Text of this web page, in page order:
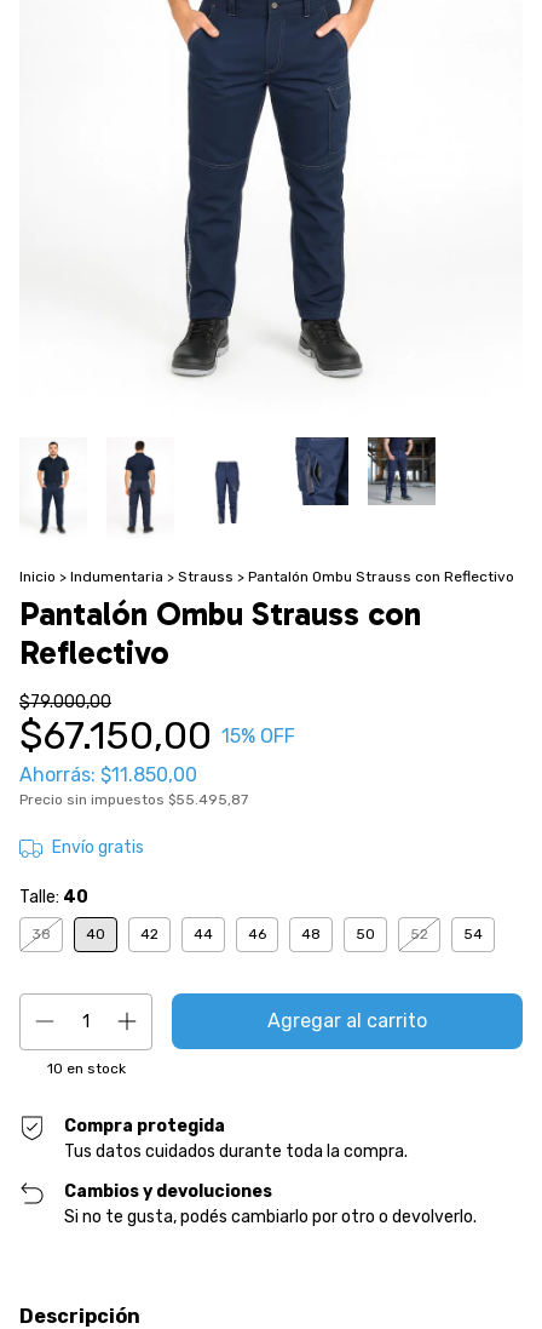
Inicio > Indumentaria > Strauss > Pantalón Ombu Strauss con Reflectivo
Pantalón Ombu Strauss con
Reflectivo
$79.000,00
$67.150,00 15% OFF
Ahorrás: $11.850,00
Precio sin impuestos $55.495,87
Envío gratis
Talle: 40
38 40 42 44 46 48 50 52 54
10 en stock
Compra protegida
Tus datos cuidados durante toda la compra.
Cambios y devoluciones
Si no te gusta, podés cambiarlo por otro o devolverlo.
Descripción